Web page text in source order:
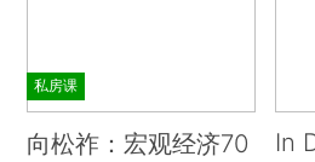
私房课
向松祚：宏观经济70
In